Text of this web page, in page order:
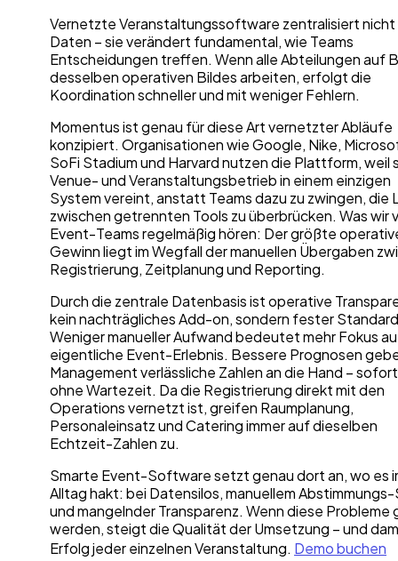
Vernetzte Veranstaltungssoftware zentralisiert nicht
Daten – sie verändert fundamental, wie Teams
Entscheidungen treffen. Wenn alle Abteilungen auf
desselben operativen Bildes arbeiten, erfolgt die
Koordination schneller und mit weniger Fehlern.
Momentus ist genau für diese Art vernetzter Abläufe
konzipiert. Organisationen wie Google, Nike,
SoFi Stadium und Harvard nutzen die Plattform, weil
Venue- und Veranstaltungsbetrieb in einem einzigen
System vereint, anstatt Teams dazu zu zwingen, die
zwischen getrennten Tools zu überbrücken. Was wir
Event-Teams regelmäßig hören: Der größte
Gewinn liegt im Wegfall der manuellen Übergaben
Registrierung, Zeitplanung und Reporting.
Durch die zentrale Datenbasis ist operative
kein nachträgliches Add-on, sondern fester
Weniger manueller Aufwand bedeutet mehr Fokus
eigentliche Event-Erlebnis. Bessere Prognosen
Management verlässliche Zahlen an die Hand –
ohne Wartezeit. Da die Registrierung direkt mit den
Operations vernetzt ist, greifen Raumplanung,
Personaleinsatz und Catering immer auf dieselben
Echtzeit-Zahlen zu.
Smarte Event-Software setzt genau dort an, wo es
Alltag hakt: bei Datensilos, manuellem
und mangelnder Transparenz. Wenn diese Probleme
werden, steigt die Qualität der Umsetzung – und
Erfolg jeder einzelnen Veranstaltung. Demo buchen